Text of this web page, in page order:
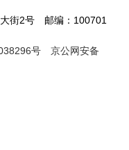
大街2号 邮编：100701
号
京公网安备